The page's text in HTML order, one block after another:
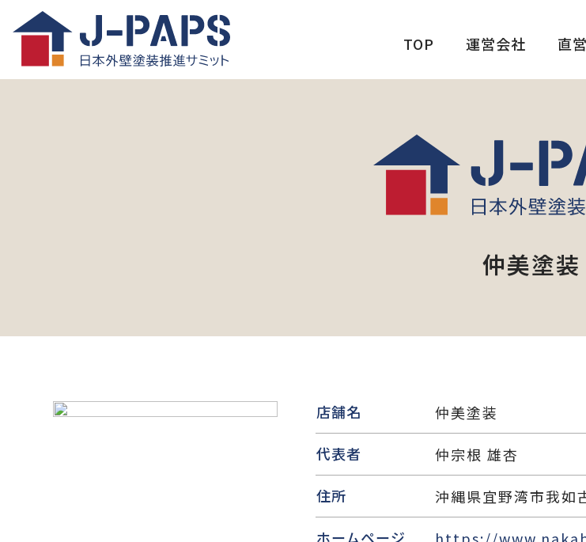
TOP 運営会社 直
仲美塗装
店舗名 仲美塗装
代表者 仲宗根 雄杏
住所 沖縄県宜野湾市我如
ホームページ